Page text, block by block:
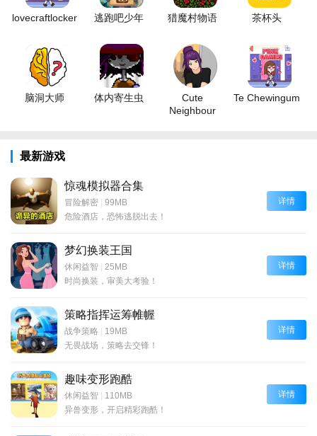
lovecraftlocker 逃跑吧少年 猎魔村物语 茶杯头
脑洞大师 体内寄生虫
Cute
Neighbour
Te Chewingum
最新游戏
惊魂模拟器合集
冒险解密 | 99MB
危险酒店，恐怖逃脱出去！
详情
梦幻换装王国
休闲益智 | 25MB
时尚换装，审美大考验！
详情
策略指挥运筹帷幄
战争策略 | 19MB
无畏战场，策略去交锋！
详情
趣味变形跑酷
休闲益智 | 110MB
异兽变形，开启精彩跑酷！
详情